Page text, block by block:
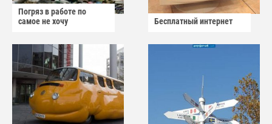
Погряз в работе по
самое не хочу
Бесплатный интернет